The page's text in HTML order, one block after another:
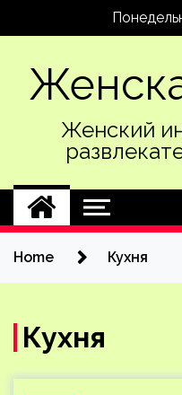
Женский
Home Кухня
Кухня